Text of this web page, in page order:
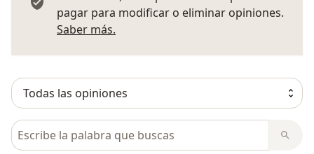
pagar para modificar o eliminar opiniones.
Saber más.
Busca en opiniones